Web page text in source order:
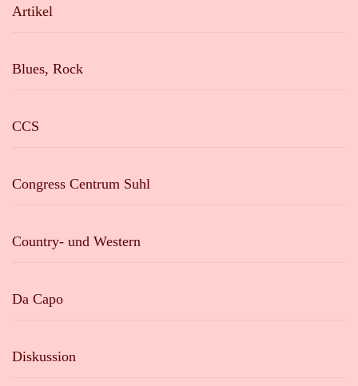
Artikel
Blues, Rock
CCS
Congress Centrum Suhl
Country- und Western
Da Capo
Diskussion